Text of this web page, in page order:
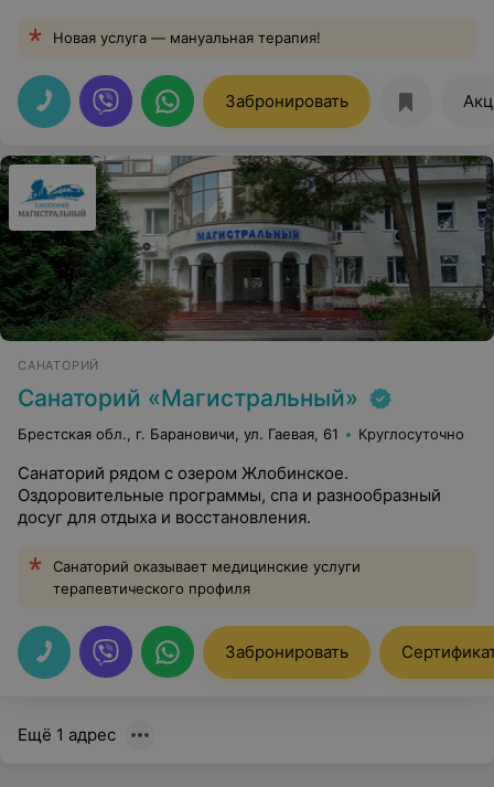
Новая услуга — мануальная терапия!
Забронировать
САНАТОРИЙ
Санаторий «Магистральный»
Брестская обл., г. Барановичи, ул. Гаевая, 61 Круглосуточно
Санаторий рядом с озером Жлобинское.
Оздоровительные программы, спа и разнообразный
досуг для отдыха и восстановления.
Санаторий оказывает медицинские услуги
терапевтического профиля
Забронировать
Ещё 1 адрес